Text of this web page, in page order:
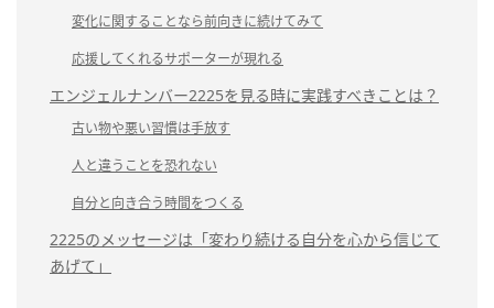
変化に関することなら前向きに続けてみて
応援してくれるサポーターが現れる
エンジェルナンバー2225を見る時に実践すべきことは？
古い物や悪い習慣は手放す
人と違うことを恐れない
自分と向き合う時間をつくる
2225のメッセージは「変わり続ける自分を心から信じて
あげて」